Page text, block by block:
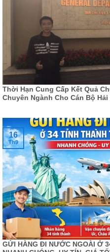
Thời Hạn Cung Cấp Kết Quả
Chuyên Ngành Cho Cán Bộ Hải
GỬI HÀNG ĐI NƯỚC NGOÀI Ở
16
Th9